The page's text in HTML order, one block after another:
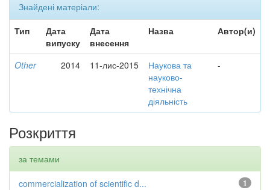
Знайдені матеріали:
Тип
Дата
випуску
Дата
внесення
Назва Автор(и)
Other 2014 11-лис-2015
Наукова та
науково-
технічна
діяльність
-
Розкриття
за темами
1
commercialization of scientific d...